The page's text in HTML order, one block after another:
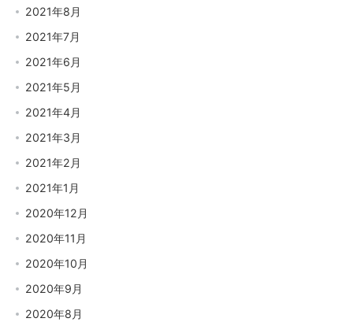
2021年8月
2021年7月
2021年6月
2021年5月
2021年4月
2021年3月
2021年2月
2021年1月
2020年12月
2020年11月
2020年10月
2020年9月
2020年8月